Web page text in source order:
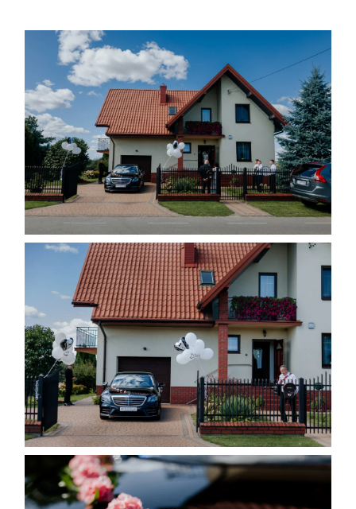
Home
Portfolio
Strefa klienta
Kontakt
©2026 adrian rykiel fotografia